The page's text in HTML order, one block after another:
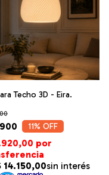
Techo 3D - Eira.
11% OFF